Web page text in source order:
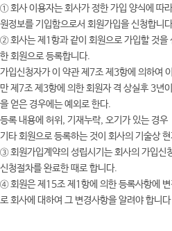
① 회사 이용자는 회사가 정한 가입 양식에 따
원정보를 기입함으로서 회원가입을 신청합니
② 회사는 제1항과 같이 회원으로 가입할 것을
한 회원으로 등록합니다.
가입신청자가 이 약관 제7조 제3항에 의하여
만 제7조 제3항에 의한 회원자 격 상실후 3년
을 얻은 경우에는 예외로 한다.
등록 내용에 허위, 기재누락, 오기가 있는 경우
기타 회원으로 등록하는 것이 회사의 기술상
③ 회원가입계약의 성립시기는 회사의 가입신
신청절차를 완료한 때로 합니다.
④ 회원은 제15조 제1항에 의한 등록사항에
로 회사에 대하여 그 변경사항을 알려야 합니다